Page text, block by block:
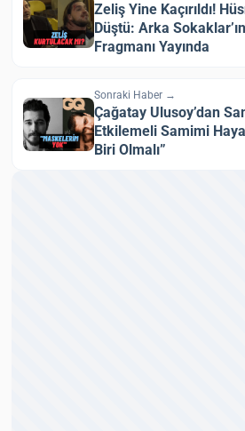
Zeliş Yine Kaçırıldı!
Düştü: Arka
Fragmanı Yayında
Sonraki Haber →
Çağatay Ulusoy’dan
Etkilemeli Samimi
Biri Olmalı”